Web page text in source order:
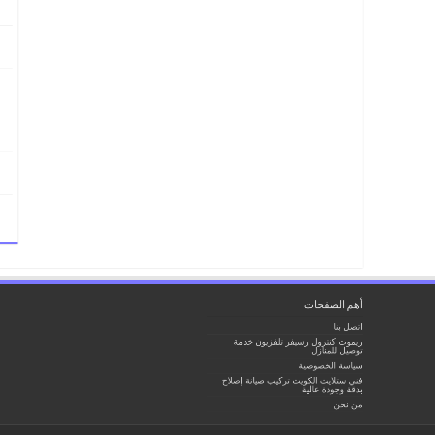
أهم الصفحات
اتصل بنا
ريموت كنترول رسيفر تلفزيون خدمة
توصيل للمنازل
سياسة الخصوصية
فني ستلايت الكويت تركيب صيانة إصلاح
بدقة وجودة عالية
من نحن